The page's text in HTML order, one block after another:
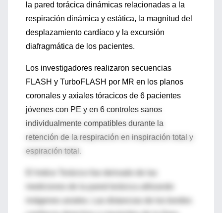
la pared torácica dinámicas relacionadas a la
respiración dinámica y estática, la magnitud del
desplazamiento cardíaco y la excursión
diafragmática de los pacientes.
Los investigadores realizaron secuencias
FLASH y TurboFLASH por MR en los planos
coronales y axiales tóracicos de 6 pacientes
jóvenes con PE y en 6 controles sanos
individualmente compatibles durante la
retención de la respiración en inspiración total y
espiración total.
imágenes axiales. Las distancias de los bordes